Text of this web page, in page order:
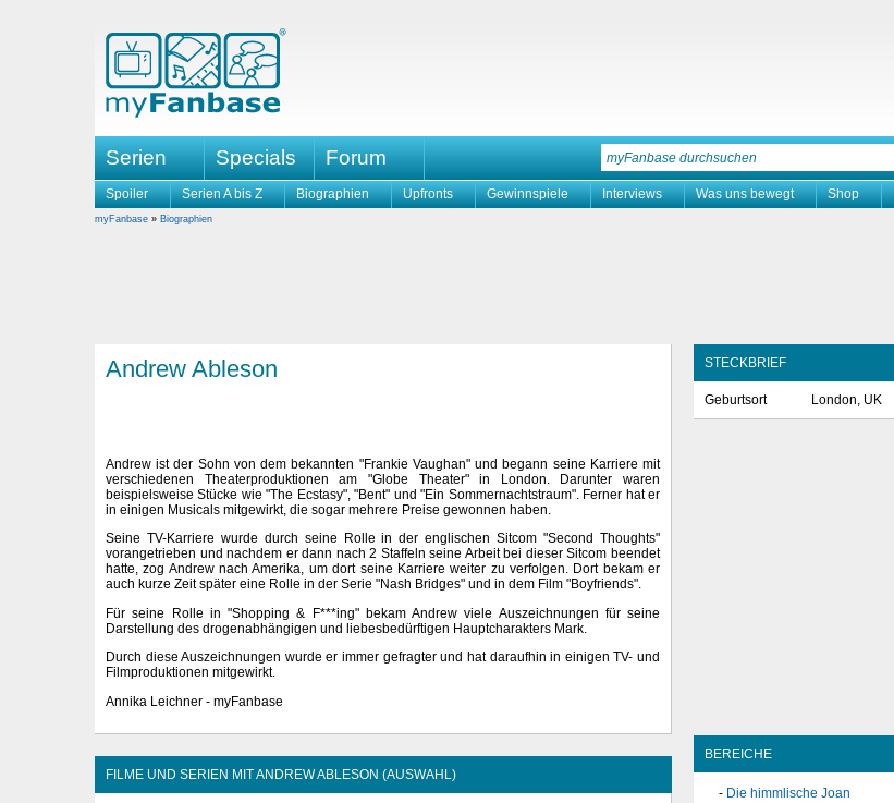
Serien Specials Forum
Spoiler Serien A bis Z Biographien Upfronts Gewinnspiele Interviews Was uns bewegt Shop
myFanbase » Biographien
Andrew Ableson
Andrew ist der Sohn von dem bekannten "Frankie Vaughan" und begann seine Karriere mit
verschiedenen Theaterproduktionen am "Globe Theater" in London. Darunter waren
beispielsweise Stücke wie "The Ecstasy", "Bent" und "Ein Sommernachtstraum". Ferner hat er
in einigen Musicals mitgewirkt, die sogar mehrere Preise gewonnen haben.
Seine TV-Karriere wurde durch seine Rolle in der englischen Sitcom "Second Thoughts"
vorangetrieben und nachdem er dann nach 2 Staffeln seine Arbeit bei dieser Sitcom beendet
hatte, zog Andrew nach Amerika, um dort seine Karriere weiter zu verfolgen. Dort bekam er
auch kurze Zeit später eine Rolle in der Serie "Nash Bridges" und in dem Film "Boyfriends".
Für seine Rolle in "Shopping & F***ing" bekam Andrew viele Auszeichnungen für seine
Darstellung des drogenabhängigen und liebesbedürftigen Hauptcharakters Mark.
Durch diese Auszeichnungen wurde er immer gefragter und hat daraufhin in einigen TV- und
Filmproduktionen mitgewirkt.
Annika Leichner - myFanbase
FILME UND SERIEN MIT ANDREW ABLESON (AUSWAHL)
STECKBRIEF
Geburtsort London, UK
BEREICHE
Die himmlische Joan